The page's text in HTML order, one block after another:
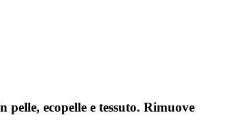
ecopelle e tessuto. Rimuove